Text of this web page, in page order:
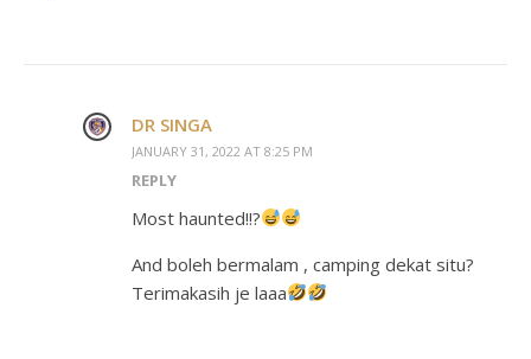
DR SINGA
JANUARY 31, 2022 AT 8:25 PM
REPLY
Most haunted!!?
And boleh bermalam , camping dekat situ?
Terimakasih je laaa